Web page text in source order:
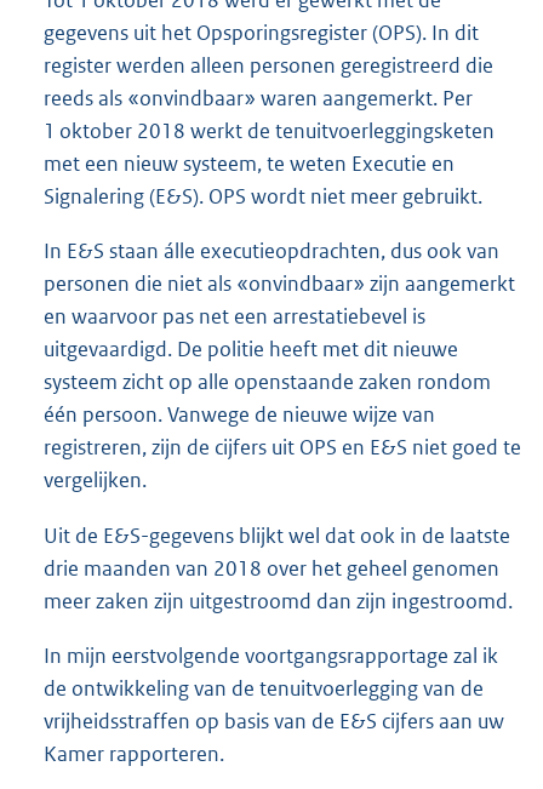
gegevens uit het Opsporingsregister (OPS). In dit
register werden alleen personen geregistreerd die
reeds als «onvindbaar» waren aangemerkt. Per
1 oktober 2018 werkt de tenuitvoerleggingsketen
met een nieuw systeem, te weten Executie en
Signalering (E&S). OPS wordt niet meer gebruikt.
In E&S staan álle executieopdrachten, dus ook van
personen die niet als «onvindbaar» zijn aangemerkt
en waarvoor pas net een arrestatiebevel is
uitgevaardigd. De politie heeft met dit nieuwe
systeem zicht op alle openstaande zaken rondom
één persoon. Vanwege de nieuwe wijze van
registreren, zijn de cijfers uit OPS en E&S niet goed te
vergelijken.
Uit de E&S-gegevens blijkt wel dat ook in de laatste
drie maanden van 2018 over het geheel genomen
meer zaken zijn uitgestroomd dan zijn ingestroomd.
In mijn eerstvolgende voortgangsrapportage zal ik
de ontwikkeling van de tenuitvoerlegging van de
vrijheidsstraffen op basis van de E&S cijfers aan uw
Kamer rapporteren.